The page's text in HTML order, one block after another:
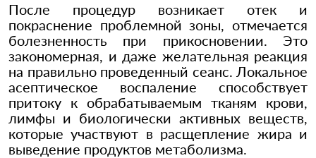
После процедур возникает отек и
покраснение проблемной зоны, отмечается
болезненность при прикосновении. Это
закономерная, и даже желательная реакция
на правильно проведенный сеанс. Локальное
асептическое воспаление способствует
притоку к обрабатываемым тканям крови,
лимфы и биологически активных веществ,
которые участвуют в расщепление жира и
выведение продуктов метаболизма.